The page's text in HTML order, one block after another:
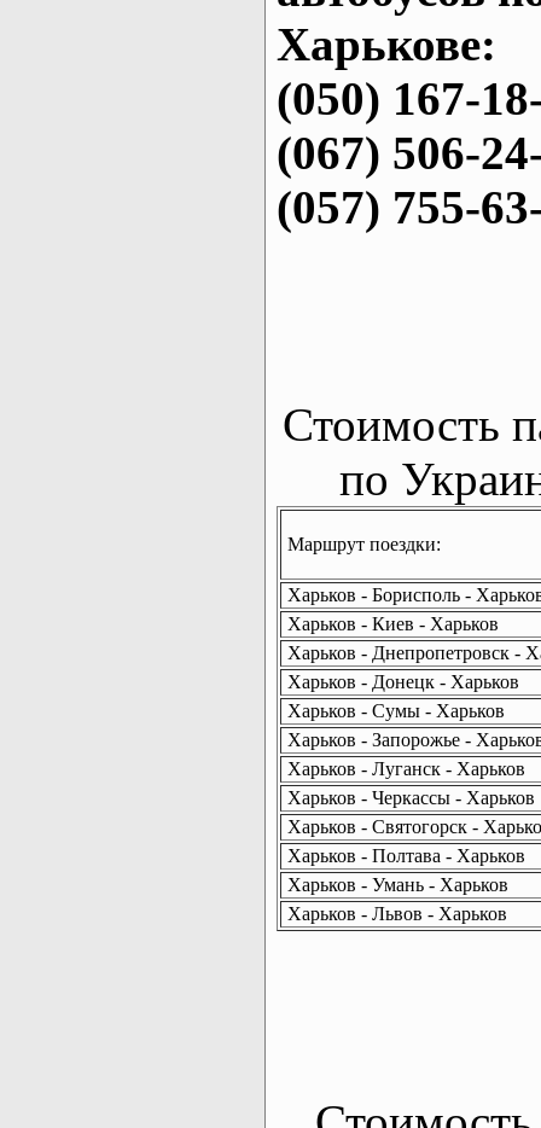
Харькове:
(050) 167-
(067) 506-
(057) 755-
Стоимость
по
Маршрут поездки:
Харьков - Борисполь -
Харьков - Киев - Харьков
Харьков - Днепропетровск -
Харьков - Донецк - Харьков
Харьков - Сумы - Харьков
Харьков - Запорожье -
Харьков - Луганск - Харьков
Харьков - Черкассы - Харьков
Харьков - Святогорск -
Харьков - Полтава - Харьков
Харьков - Умань - Харьков
Харьков - Львов - Харьков